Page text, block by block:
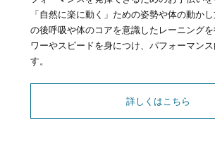
「自然に楽に動く」ための姿勢や体の動か
の後呼吸や体のコアを意識したレーニング
ワーやスピードを身につけ、パフォーマン
す。
詳しくはこちら